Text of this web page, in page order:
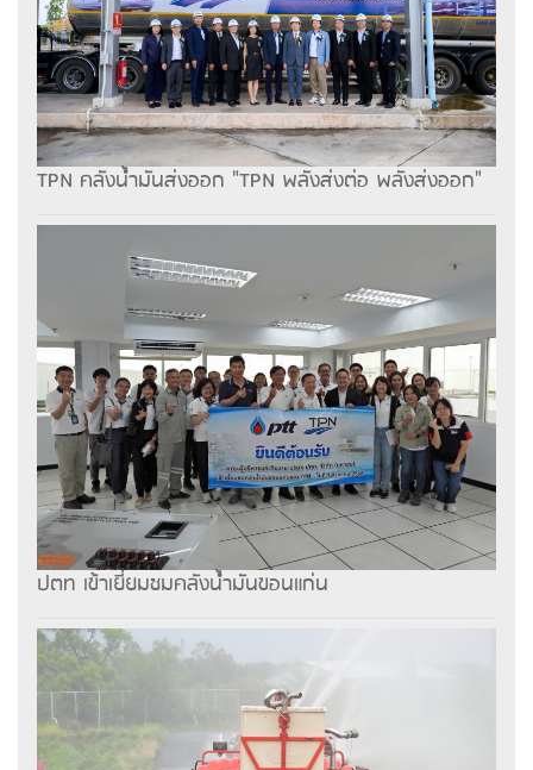
TPN คลังน้ำมันส่งออก "TPN พลังส่งต่อ พลังส่งออก"
ปตท เข้าเยี่ยมชมคลังน้ำมันขอนแก่น